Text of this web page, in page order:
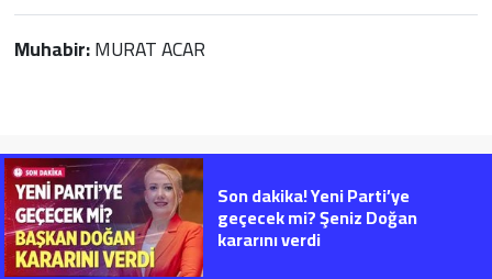
Muhabir:MURAT ACAR
Son dakika! Yeni Parti’ye
geçecek mi? Şeniz Doğan
kararını verdi